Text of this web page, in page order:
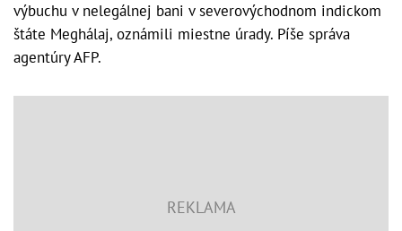
výbuchu v nelegálnej bani v severovýchodnom indickom
štáte Meghálaj, oznámili miestne úrady. Píše správa
agentúry AFP.